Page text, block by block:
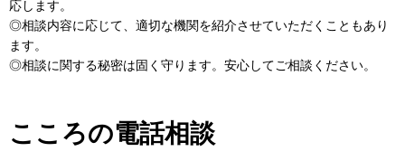
応します。
◎相談内容に応じて、適切な機関を紹介させていただくこともあり
ます。
◎相談に関する秘密は固く守ります。安心してご相談ください。
こころの電話相談